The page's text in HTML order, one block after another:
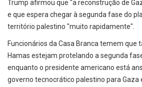
Trump afirmou que "a reconstrução de
e que espera chegar à segunda fase do
território palestino "muito rapidamente".
Funcionários da Casa Branca temem que
Hamas estejam protelando a segunda
enquanto o presidente americano está
governo tecnocrático palestino para Gaza